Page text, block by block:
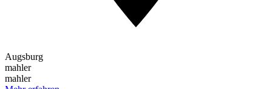
Augsburg
mahler
mahler